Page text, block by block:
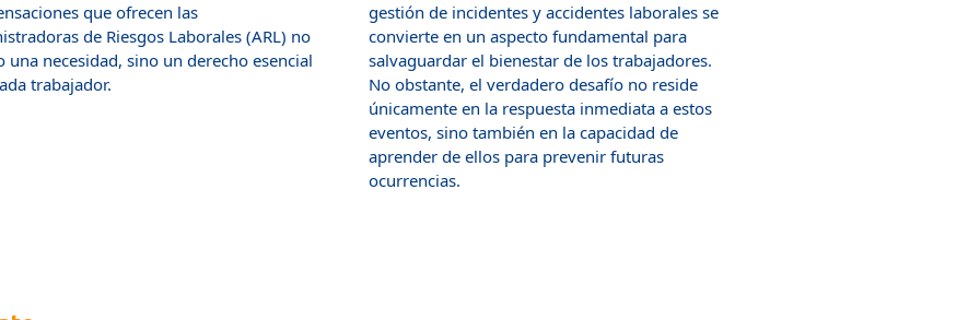
que ofrecen las
de Riesgos Laborales (ARL) no
necesidad, sino un derecho esencial
trabajador.
gestión de incidentes y accidentes laborales se
convierte en un aspecto fundamental para
salvaguardar el bienestar de los trabajadores.
No obstante, el verdadero desafío no reside
únicamente en la respuesta inmediata a estos
eventos, sino también en la capacidad de
aprender de ellos para prevenir futuras
ocurrencias.
+ Info